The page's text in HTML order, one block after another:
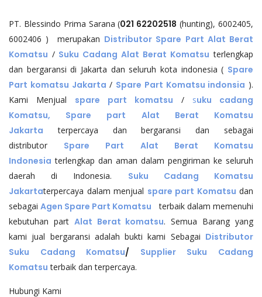
PT. Blessindo Prima Sarana (021 62202518 (hunting), 6002405,
6002406 ) merupakan Distributor Spare Part Alat Berat
Komatsu / Suku Cadang Alat Berat Komatsu terlengkap
dan bergaransi di Jakarta dan seluruh kota indonesia ( Spare
Part komatsu Jakarta / Spare Part Komatsu indonsia ).
Kami Menjual spare part komatsu / suku cadang
Komatsu, Spare part Alat Berat Komatsu
Jakarta terpercaya dan bergaransi dan sebagai
distributor Spare Part Alat Berat Komatsu
Indonesia terlengkap dan aman dalam pengiriman ke seluruh
daerah di Indonesia. Suku Cadang Komatsu
Jakartaterpercaya dalam menjual spare part Komatsu dan
sebagaiAgen Spare Part Komatsu terbaik dalam memenuhi
kebutuhan part Alat Berat komatsu. Semua Barang yang
kami jual bergaransi adalah bukti kami Sebagai Distributor
Suku Cadang Komatsu/ Supplier Suku Cadang
Komatsu terbaik dan terpercaya.
Hubungi Kami